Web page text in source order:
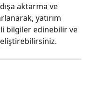
aktarma ve
yatırım
bilgiler edinebilir ve